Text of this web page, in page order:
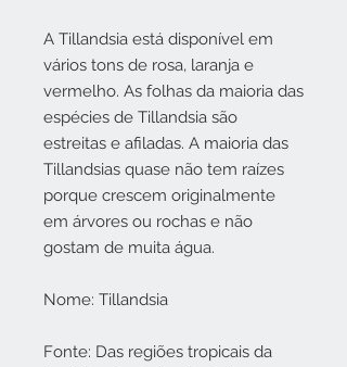
A Tillandsia está disponível em
vários tons de rosa, laranja e
vermelho. As folhas da maioria das
espécies de Tillandsia são
estreitas e afiladas. A maioria das
Tillandsias quase não tem raízes
porque crescem originalmente
em árvores ou rochas e não
gostam de muita água.
Nome: Tillandsia
Fonte: Das regiões tropicais da